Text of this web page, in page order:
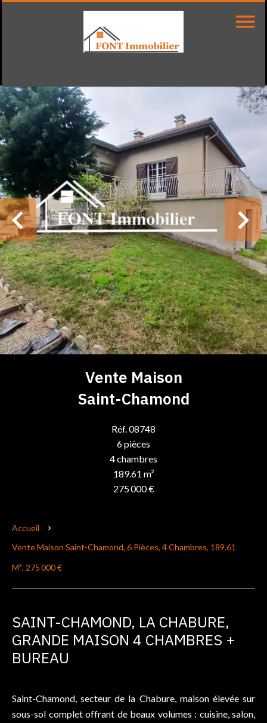
Vente Maison
Saint-Chamond
Réf. 08748
6 pièces
4 chambres
189.61 m²
275 000 €
Accueil
Vente Maison Saint-Chamond, 6 Pièces, 4 Chambres, 189.61
M², 275 000 €
SAINT-CHAMOND, LA CHABURE,
GRANDE MAISON 4 CHAMBRES +
BUREAU
Saint-Chamond, secteur de la Chabure, maison élevée sur
sous-sol complet offrant de beaux volumes : cuisine, salon,